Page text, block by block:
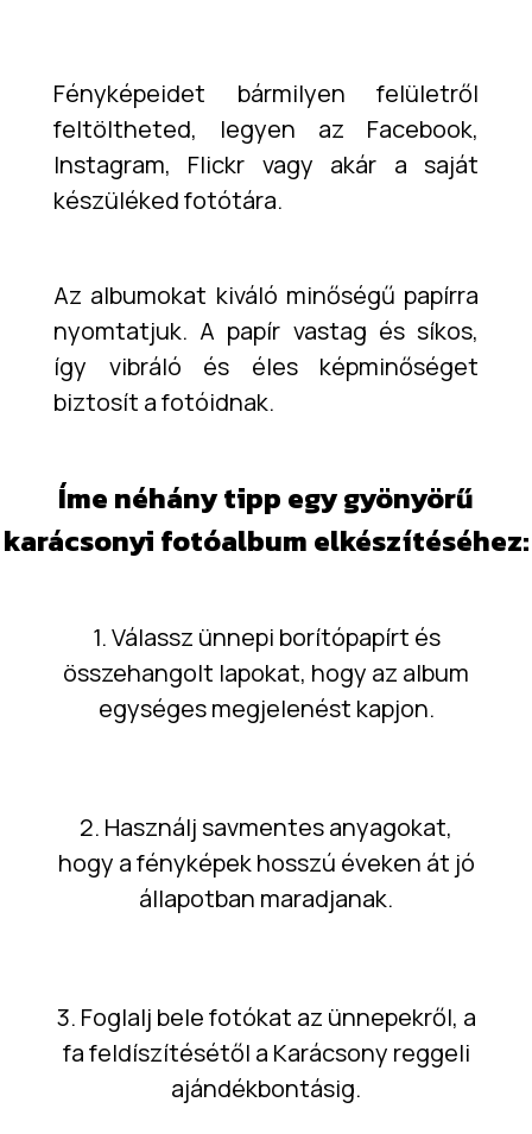
Fényképeidet bármilyen felületről
feltöltheted, legyen az Facebook,
Instagram, Flickr vagy akár a saját
készüléked fotótára.
Az albumokat kiváló minőségű papírra
nyomtatjuk. A papír vastag és síkos,
így vibráló és éles képminőséget
biztosít a fotóidnak.
Íme néhány tipp egy gyönyörű
karácsonyi fotóalbum elkészítéséhez:
1. Válassz ünnepi borítópapírt és
összehangolt lapokat, hogy az album
egységes megjelenést kapjon.
2. Használj savmentes anyagokat,
hogy a fényképek hosszú éveken át jó
állapotban maradjanak.
3. Foglalj bele fotókat az ünnepekről, a
fa feldíszítésétől a Karácsony reggeli
ajándékbontásig.